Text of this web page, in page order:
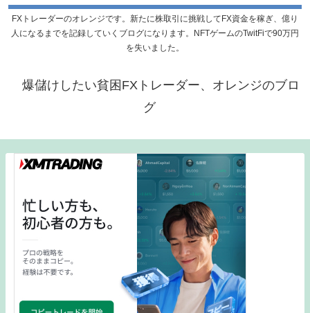
FXトレーダーのオレンジです。新たに株取引に挑戦してFX資金を稼ぎ、億り
人になるまでを記録していくブログになります。NFTゲームのTwitFiで90万円
を失いました。
爆儲けしたい貧困FXトレーダー、オレンジのブロ
グ